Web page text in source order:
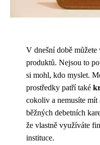
V dnešní době
produktů. Nejsou to
si mohl, kdo myslet.
prostředky patří také
cokoliv a nemusíte mít
běžných debetních
že vlastně využíváte
instituce.